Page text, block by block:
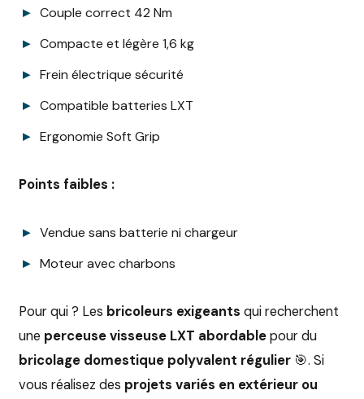
Couple correct 42 Nm
Compacte et légère 1,6 kg
Frein électrique sécurité
Compatible batteries LXT
Ergonomie Soft Grip
Points faibles :
Vendue sans batterie ni chargeur
Moteur avec charbons
Pour qui ? Les bricoleurs exigeants qui recherchent
une perceuse visseuse LXT abordablepour du
bricolage domestique polyvalent régulier 🎯. Si
vous réalisez des projets variés en extérieur ou